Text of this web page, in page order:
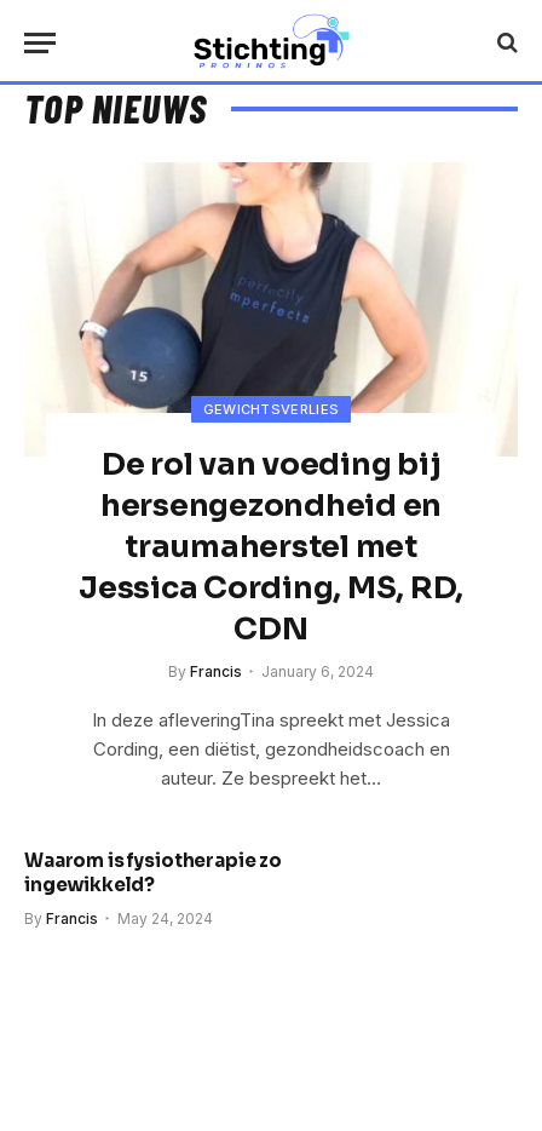
TOP NIEUWS
GEWICHTSVERLIES
De rol van voeding bij
hersengezondheid en
traumaherstel met
Jessica Cording, MS, RD,
CDN
By Francis January 6, 2024
In deze afleveringTina spreekt met Jessica
Cording, een diëtist, gezondheidscoach en
auteur. Ze bespreekt het…
Waarom is fysiotherapie zo
ingewikkeld?
By Francis May 24, 2024